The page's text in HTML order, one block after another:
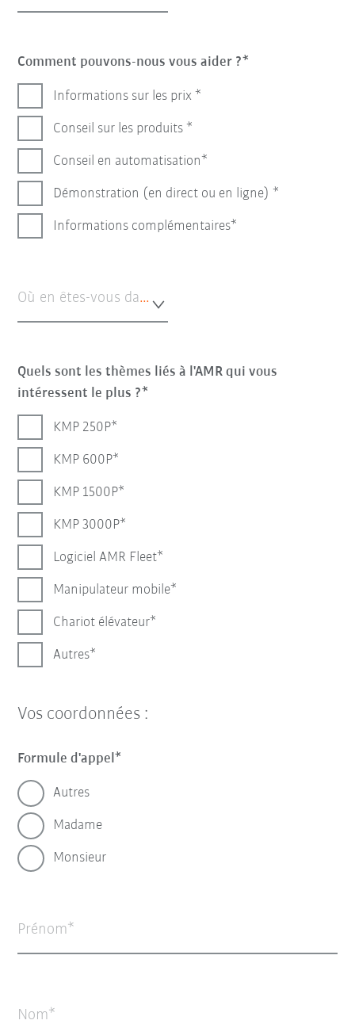
Comment pouvons-nous vous aider ?
Informations sur les prix
Conseil sur les produits
Conseil en automatisation
Démonstration (en direct ou en ligne)
Informations complémentaires
Où en êtes-vous dans votre automatisation ?*
Quels sont les thèmes liés à l'AMR qui vous
intéressent le plus ?
KMP 250P
KMP 600P
KMP 1500P
KMP 3000P
Logiciel AMR Fleet
Manipulateur mobile
Chariot élévateur
Autres
Vos coordonnées :
Formule d'appel
Autres
Madame
Monsieur
Prénom
Nom